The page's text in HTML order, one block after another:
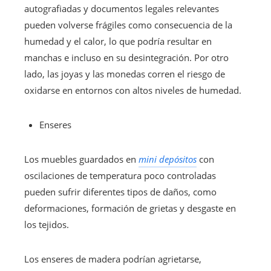
autografiadas y documentos legales relevantes
pueden volverse frágiles como consecuencia de la
humedad y el calor, lo que podría resultar en
manchas e incluso en su desintegración. Por otro
lado, las joyas y las monedas corren el riesgo de
oxidarse en entornos con altos niveles de humedad.
Enseres
Los muebles guardados en mini depósitos con
oscilaciones de temperatura poco controladas
pueden sufrir diferentes tipos de daños, como
deformaciones, formación de grietas y desgaste en
los tejidos.
Los enseres de madera podrían agrietarse,